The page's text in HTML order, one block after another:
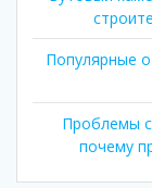
Популярные
Проблемы
почему